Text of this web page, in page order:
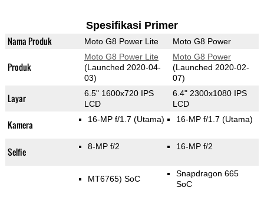
Spesifikasi Primer
Nama Produk Moto G8 Power Lite Moto G8 Power
Produk
Moto G8 Power Lite
(Launched 2020-04-
03)
Moto G8 Power
(Launched 2020-02-
07)
Layar
6.5" 1600x720 IPS
LCD
6.4" 2300x1080 IPS
LCD
Kamera 16-MP f/1.7 (Utama) 16-MP f/1.7 (Utama)
Selfie 8-MP f/2 16-MP f/2
MT6765) SoC
Snapdragon 665
SoC